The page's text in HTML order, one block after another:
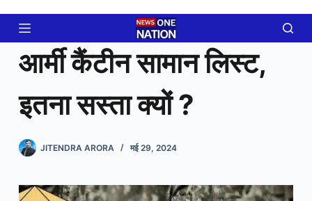
आर्मी कैंटीन सामान लिस्ट,
इतना सस्ता क्यों ?
JITENDRA ARORA मई 29, 2024